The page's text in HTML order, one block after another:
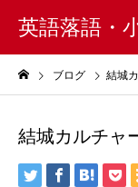
英語落語・
ブログ 結城
結城カルチャ